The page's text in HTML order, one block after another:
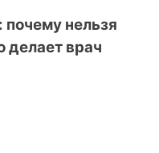
нельзя
делает врач